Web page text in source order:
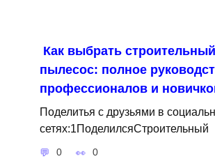
Как выбрать строительный
пылесос: полное
профессионалов и
Поделитья с друзьями в
сетях:1ПоделилсяСтроительный
0 0